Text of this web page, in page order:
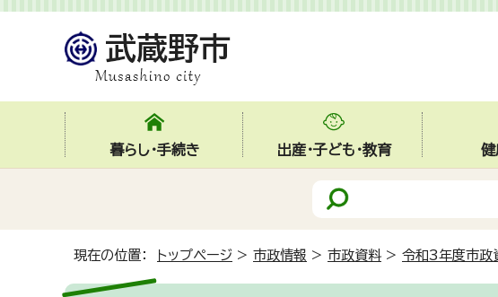
暮らし・手続き 出産・子ども・教育 健
現在の位置： トップページ > 市政情報 > 市政資料 > 令和3年度市政